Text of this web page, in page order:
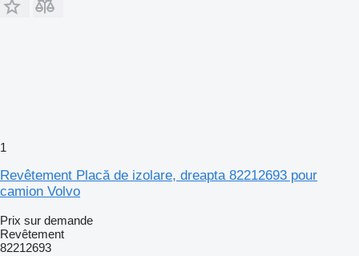
1
Revêtement Placă de izolare, dreapta 82212693 pour
camion Volvo
Prix sur demande
Revêtement
82212693